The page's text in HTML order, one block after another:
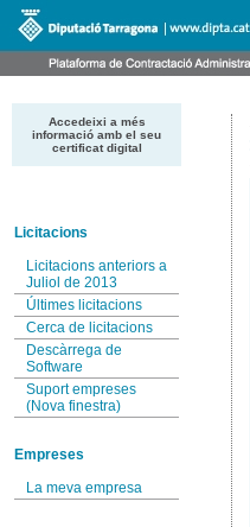
Accedeixi a més
informació amb el seu
certificat digital
Licitacions
Licitacions anteriors a
Juliol de 2013
Últimes licitacions
Cerca de licitacions
Descàrrega de
Software
Suport empreses
(Nova finestra)
Empreses
La meva empresa